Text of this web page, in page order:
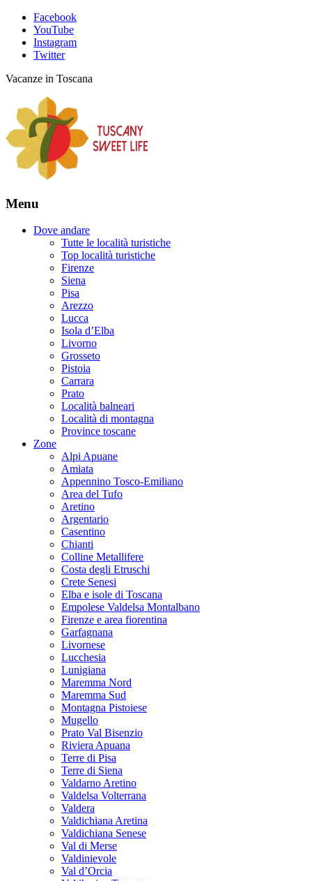
Facebook
YouTube
Instagram
Twitter
Vacanze in Toscana
Menu
Dove andare
Tutte le località turistiche
Top località turistiche
Firenze
Siena
Pisa
Arezzo
Lucca
Isola d’Elba
Livorno
Grosseto
Pistoia
Carrara
Prato
Località balneari
Località di montagna
Province toscane
Zone
Alpi Apuane
Amiata
Appennino Tosco-Emiliano
Area del Tufo
Aretino
Argentario
Casentino
Chianti
Colline Metallifere
Costa degli Etruschi
Crete Senesi
Elba e isole di Toscana
Empolese Valdelsa Montalbano
Firenze e area fiorentina
Garfagnana
Livornese
Lucchesia
Lunigiana
Maremma Nord
Maremma Sud
Montagna Pistoiese
Mugello
Prato Val Bisenzio
Riviera Apuana
Terre di Pisa
Terre di Siena
Valdarno Aretino
Valdelsa Volterrana
Valdera
Valdichiana Aretina
Valdichiana Senese
Val di Merse
Valdinievole
Val d’Orcia